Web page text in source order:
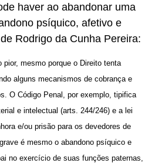
haver ao abandonar uma
psíquico, afetivo e
Rodrigo da Cunha Pereira:
pior, mesmo porque o Direito tenta
alguns mecanismos de cobrança e
O Código Penal, por exemplo, tipifica
e intelectual (arts. 244/246) e a lei
e/ou prisão para os devedores de
é mesmo o abandono psíquico e
no exercício de suas funções paternas,